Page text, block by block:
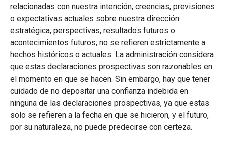
relacionadas con nuestra intención, creencias, previsiones
o expectativas actuales sobre nuestra dirección
estratégica, perspectivas, resultados futuros o
acontecimientos futuros; no se refieren estrictamente a
hechos históricos o actuales. La administración considera
que estas declaraciones prospectivas son razonables en
el momento en que se hacen. Sin embargo, hay que tener
cuidado de no depositar una confianza indebida en
ninguna de las declaraciones prospectivas, ya que estas
solo se refieren a la fecha en que se hicieron, y el futuro,
por su naturaleza, no puede predecirse con certeza.